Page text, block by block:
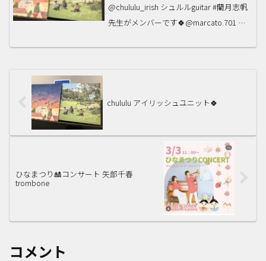
@chululu_irish シュルルguitar #藺月志帆
先生がメンバーです🍀@marcato.701 デ
chululu アイリッシュユニット🍀
ひなまつり🎎コンサート 矢部千春
trombone
コメント